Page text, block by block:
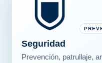
Seguridad
Prevención, patrullaje,
seguridad y presencia
cada comunidad.